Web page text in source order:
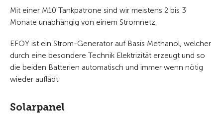
Mit einer M10 Tankpatrone sind wir meistens 2 bis 3
Monate unabhängig von einem Stromnetz.
EFOY ist ein Strom-Generator auf Basis Methanol, welcher
durch eine besondere Technik Elektrizität erzeugt und so
die beiden Batterien automatisch und immer wenn nötig
wieder auflädt.
Solarpanel